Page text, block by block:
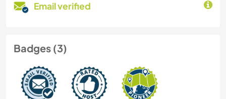
Email verified
Badges (3)